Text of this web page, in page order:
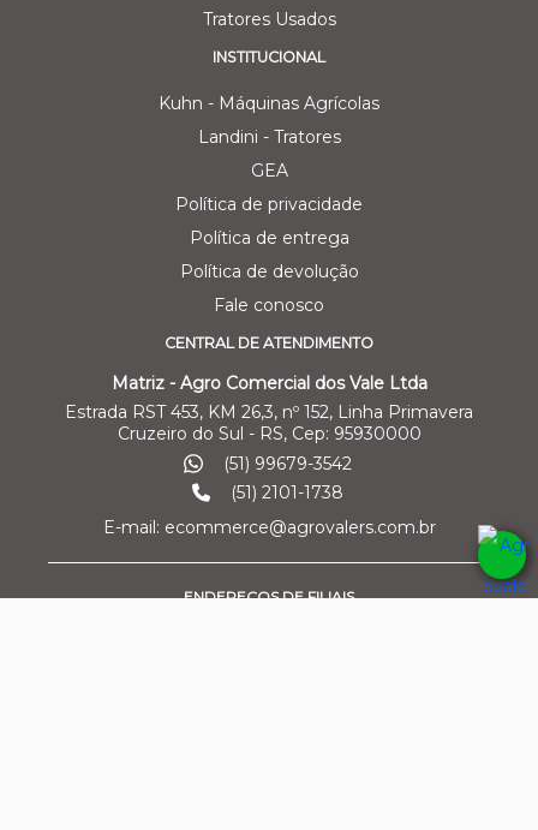
Tratores Usados
INSTITUCIONAL
Kuhn - Máquinas Agrícolas
Landini - Tratores
GEA
Política de privacidade
Política de entrega
Política de devolução
Fale conosco
CENTRAL DE ATENDIMENTO
Matriz - Agro Comercial dos Vale Ltda
Estrada RST 453, KM 26,3, nº 152, Linha Primavera
Cruzeiro do Sul - RS, Cep: 95930000
(51) 99679-3542
(51) 2101-1738
E-mail: ecommerce@agrovalers.com.br
ENDEREÇOS DE FILIAIS